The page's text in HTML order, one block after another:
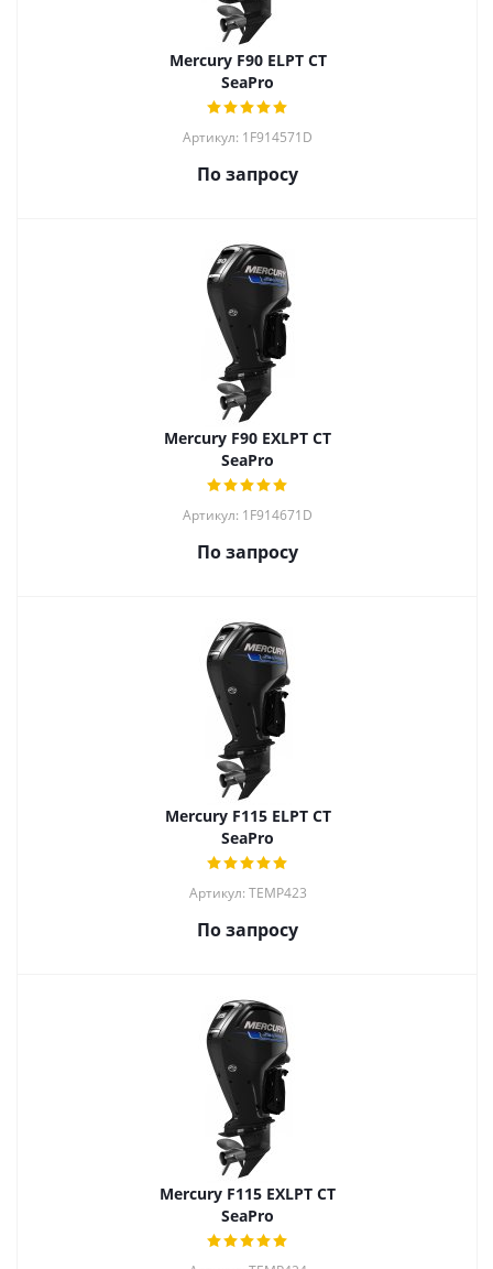
Mercury F90 ELPT CT
SeaPro
Артикул: 1F914571D
По запросу
Mercury F90 EXLPT CT
SeaPro
Артикул: 1F914671D
По запросу
Mercury F115 ELPT CT
SeaPro
Артикул: TEMP423
По запросу
Mercury F115 EXLPT CT
SeaPro